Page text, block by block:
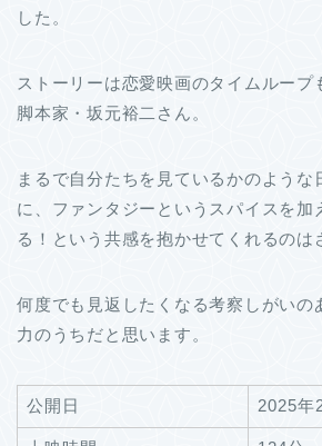
した。
ストーリーは恋愛映画のタイムループ
脚本家・坂元裕二さん。
まるで自分たちを見ているかのような
に、ファンタジーというスパイスを加
る！という共感を抱かせてくれるのは
何度でも見返したくなる考察しがいの
力のうちだと思います。
公開日 2025年